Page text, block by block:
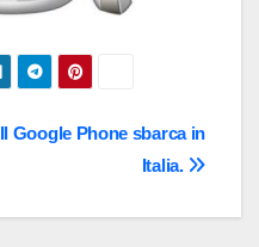
Il Google Phone sbarca in
Italia.